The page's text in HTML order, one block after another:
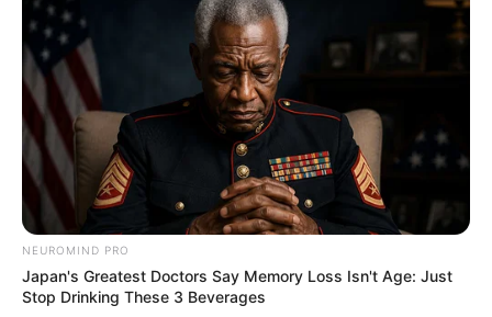
O macramê
é uma técnica milenar que consiste
em um trabalho de fios e nós. Ela é bastante
acessível, uma vez que não requer o uso de
máquina ou qualquer outro tipo de ferramenta.
Basta utilizar as mãos para produzir lindas
peças!
Ele pode ser utilizado para produzir desde itens
NEUROMIND PRO
Japan's Greatest Doctors Say Memory Loss Isn't Age: Just
Stop Drinking These 3 Beverages